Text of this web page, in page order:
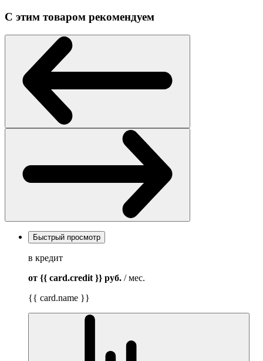
С этим товаром рекомендуем
Быстрый просмотр
в кредит
от {{ card.credit }} руб. / мес.
{{ card.name }}